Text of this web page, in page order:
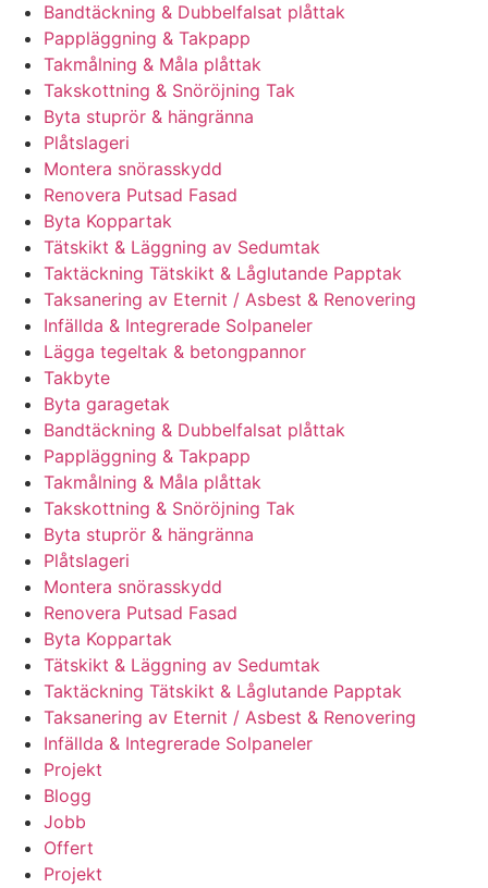
Bandtäckning & Dubbelfalsat plåttak
Pappläggning & Takpapp
Takmålning & Måla plåttak
Takskottning & Snöröjning Tak
Byta stuprör & hängränna
Plåtslageri
Montera snörasskydd
Renovera Putsad Fasad
Byta Koppartak
Tätskikt & Läggning av Sedumtak
Taktäckning Tätskikt & Låglutande Papptak
Taksanering av Eternit / Asbest & Renovering
Infällda & Integrerade Solpaneler
Lägga tegeltak & betongpannor
Takbyte
Byta garagetak
Bandtäckning & Dubbelfalsat plåttak
Pappläggning & Takpapp
Takmålning & Måla plåttak
Takskottning & Snöröjning Tak
Byta stuprör & hängränna
Plåtslageri
Montera snörasskydd
Renovera Putsad Fasad
Byta Koppartak
Tätskikt & Läggning av Sedumtak
Taktäckning Tätskikt & Låglutande Papptak
Taksanering av Eternit / Asbest & Renovering
Infällda & Integrerade Solpaneler
Projekt
Blogg
Jobb
Offert
Projekt